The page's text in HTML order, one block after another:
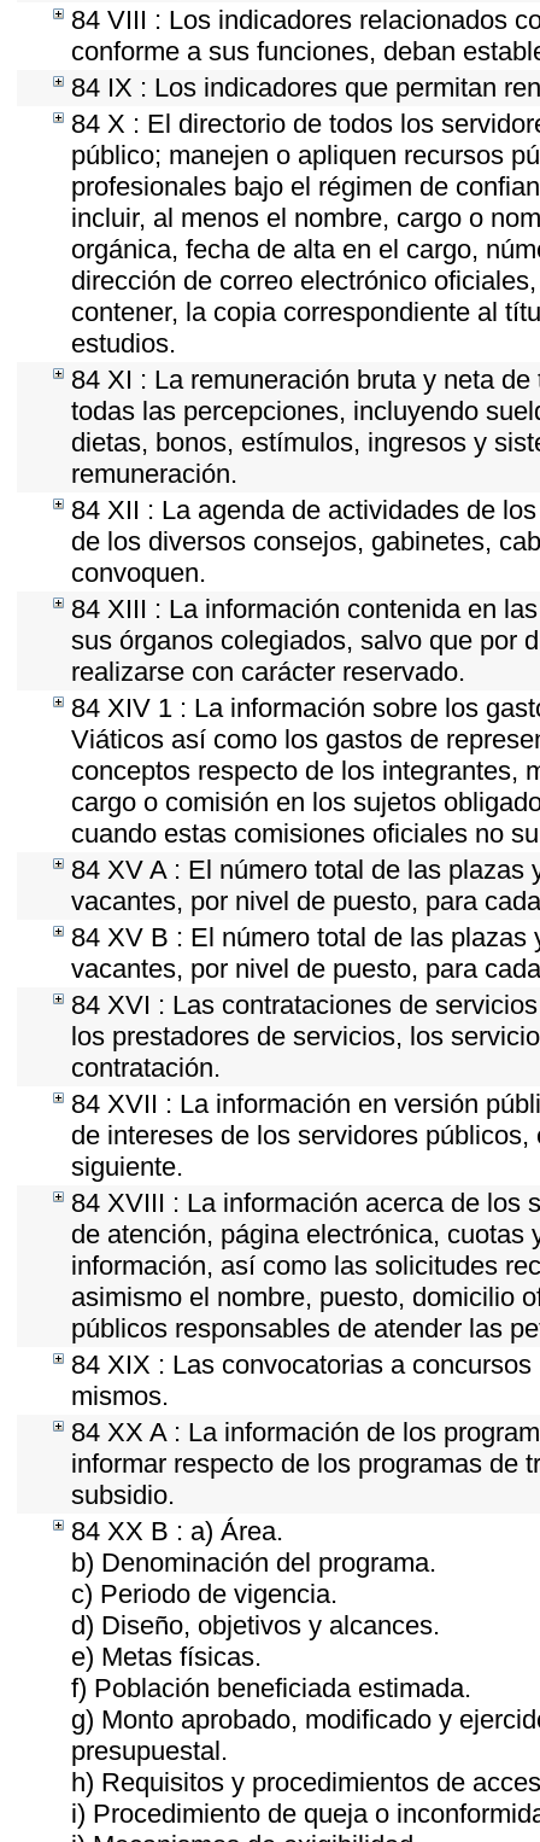
84 VIII : Los indicadores relacionados
conforme a sus funciones, deban
84 IX : Los indicadores que permitan
84 X : El directorio de todos los
público; manejen o apliquen recursos
profesionales bajo el régimen de
incluir, al menos el nombre, cargo o
orgánica, fecha de alta en el cargo,
dirección de correo electrónico
contener, la copia correspondiente al
estudios.
84 XI : La remuneración bruta y neta
todas las percepciones, incluyendo
dietas, bonos, estímulos, ingresos y
remuneración.
84 XII : La agenda de actividades de
de los diversos consejos, gabinetes,
convoquen.
84 XIII : La información contenida en
sus órganos colegiados, salvo que por
realizarse con carácter reservado.
84 XIV 1 : La información sobre los
Viáticos así como los gastos de
conceptos respecto de los integrantes,
cargo o comisión en los sujetos
cuando estas comisiones oficiales no
84 XV A : El número total de las
vacantes, por nivel de puesto, para
84 XV B : El número total de las
vacantes, por nivel de puesto, para
84 XVI : Las contrataciones de
los prestadores de servicios, los
contratación.
84 XVII : La información en versión
de intereses de los servidores
siguiente.
84 XVIII : La información acerca de los
de atención, página electrónica,
información, así como las solicitudes
asimismo el nombre, puesto, domicilio
públicos responsables de atender las
84 XIX : Las convocatorias a
mismos.
84 XX A : La información de los
informar respecto de los programas de
subsidio.
84 XX B : a) Área.
b) Denominación del programa.
c) Periodo de vigencia.
d) Diseño, objetivos y alcances.
e) Metas físicas.
f) Población beneficiada estimada.
g) Monto aprobado, modificado y
presupuestal.
h) Requisitos y procedimientos de
i) Procedimiento de queja o